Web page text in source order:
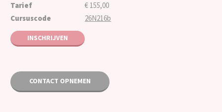
Tarief
€ 155,00
Cursuscode
26N216b
INSCHRIJVEN
CONTACT OPNEMEN